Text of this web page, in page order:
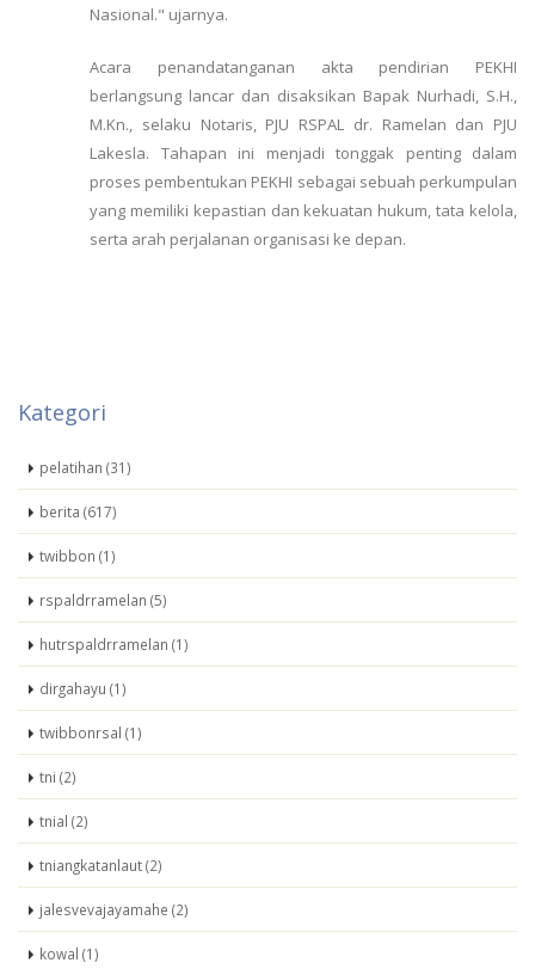
Nasional." ujarnya.
Acara penandatanganan akta pendirian PEKHI
berlangsung lancar dan disaksikan Bapak Nurhadi, S.H.,
M.Kn., selaku Notaris, PJU RSPAL dr. Ramelan dan PJU
Lakesla. Tahapan ini menjadi tonggak penting dalam
proses pembentukan PEKHI sebagai sebuah perkumpulan
yang memiliki kepastian dan kekuatan hukum, tata kelola,
serta arah perjalanan organisasi ke depan.
Kategori
pelatihan (31)
berita (617)
twibbon (1)
rspaldrramelan (5)
hutrspaldrramelan (1)
dirgahayu (1)
twibbonrsal (1)
tni (2)
tnial (2)
tniangkatanlaut (2)
jalesvevajayamahe (2)
kowal (1)